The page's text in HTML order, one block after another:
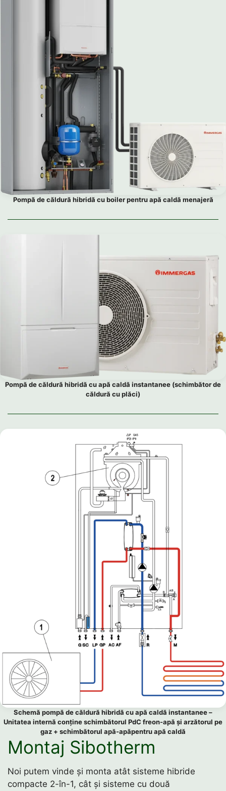
Pompă de căldură hibridă cu boiler pentru apă caldă menajeră
Pompă de căldură hibridă cu apă caldă instantanee (schimbător de
căldură cu plăci)
Schemă pompă de căldură hibridă cu apă caldă instantanee –
Unitatea internă conține schimbătorul PdC freon-apă și arzătorul pe
gaz + schimbătorul apă-apăpentru apă caldă
Montaj Sibotherm
Noi putem vinde și monta atât sisteme hibride
compacte 2-în-1, cât și sisteme cu două